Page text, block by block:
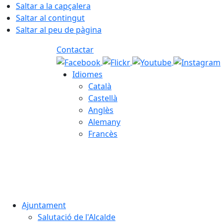
Saltar a la capçalera
Saltar al contingut
Saltar al peu de pàgina
Contactar
Idiomes
Català
Castellà
Anglès
Alemany
Francès
Ajuntament
Salutació de l'Alcalde